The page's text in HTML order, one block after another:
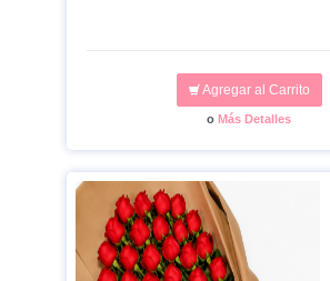
Agregar al Carrito
o Más Detalles